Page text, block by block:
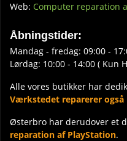
Web: Computer reparation
Åbningstider:
Mandag - fredag: 09:00 -
Lørdag: 10:00 - 14:00 ( Kun
Alle vores butikker har
Værkstedet reparerer også
Østerbro har derudover et
reparation af PlayStation.